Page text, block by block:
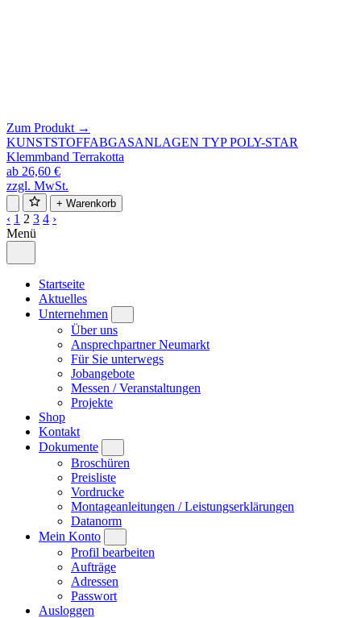
Zum Produkt →
KUNSTSTOFFABGASANLAGEN TYP POLY-STAR
Klemmband Terrakotta
ab 26,60 €
zzgl. MwSt.
+ Warenkorb
‹ 1 2 3 4 ›
Menü
Startseite
Aktuelles
Unternehmen
Über uns
Ansprechpartner Neumarkt
Für Sie unterwegs
Jobangebote
Messen / Veranstaltungen
Projekte
Shop
Kontakt
Dokumente
Broschüren
Preisliste
Vordrucke
Montageanleitungen / Leistungserklärungen
Datanorm
Mein Konto
Profil bearbeiten
Aufträge
Adressen
Passwort
Ausloggen